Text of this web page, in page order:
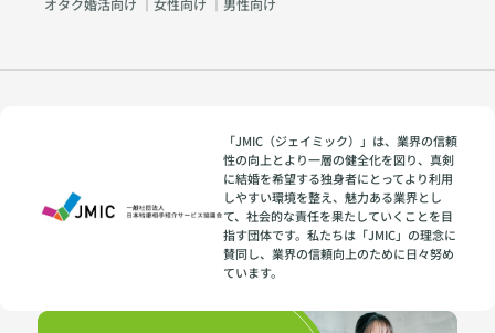
オタク婚活向け 女性向け 男性向け
「JMIC（ジェイミック）」は、業界の信頼
性の向上とより一層の健全化を図り、真剣
に結婚を希望する独身者にとってより利用
しやすい環境を整え、魅力ある業界とし
て、社会的な責任を果たしていくことを目
指す団体です。私たちは「JMIC」の理念に
賛同し、業界の信頼向上のために日々努め
ています。